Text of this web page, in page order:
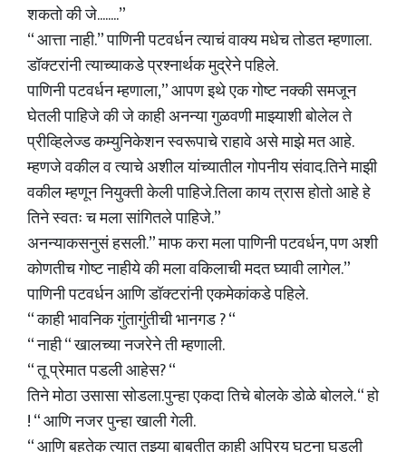
शकतो की जे........”
“ आत्ता नाही.” पाणिनी पटवर्धन त्याचं वाक्य मधेच तोडत म्हणाला.
डॉक्टरांनी त्याच्याकडे प्रश्नार्थक मुद्रेने पहिले.
पाणिनी पटवर्धन म्हणाला,” आपण इथे एक गोष्ट नक्की समजून
घेतली पाहिजे की जे काही अनन्या गुळवणी माझ्याशी बोलेल ते
प्रीव्हिलेज्ड कम्युनिकेशन स्वरूपाचे राहावे असे माझे मत आहे.
म्हणजे वकील व त्याचे अशील यांच्यातील गोपनीय संवाद.तिने माझी
वकील म्हणून नियुक्ती केली पाहिजे.तिला काय त्रास होतो आहे हे
तिने स्वतः च मला सांगितले पाहिजे.”
अनन्याकसनुसं हसली.” माफ करा मला पाणिनी पटवर्धन, पण अशी
कोणतीच गोष्ट नाहीये की मला वकिलाची मदत घ्यावी लागेल.”
पाणिनी पटवर्धन आणि डॉक्टरांनी एकमेकांकडे पहिले.
“ काही भावनिक गुंतागुंतीची भानगड ? “
“ नाही “ खालच्या नजरेने ती म्हणाली.
“ तू प्रेमात पडली आहेस? “
तिने मोठा उसासा सोडला.पुन्हा एकदा तिचे बोलके डोळे बोलले. “ हो
! “ आणि नजर पुन्हा खाली गेली.